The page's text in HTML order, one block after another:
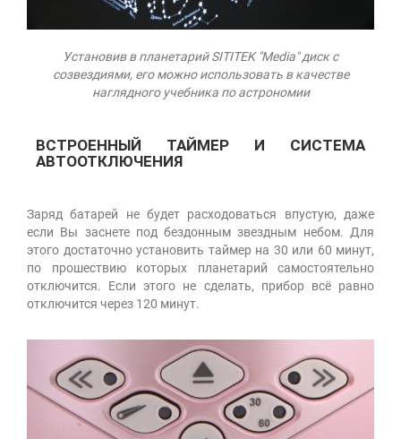
Установив в планетарий SITITEK "Media" диск с
созвездиями, его можно использовать в качестве
наглядного учебника по астрономии
ВСТРОЕННЫЙ ТАЙМЕР И СИСТЕМА
АВТООТКЛЮЧЕНИЯ
Заряд батарей не будет расходоваться впустую, даже
если Вы заснете под бездонным звездным небом. Для
этого достаточно установить таймер на 30 или 60 минут,
по прошествию которых планетарий самостоятельно
отключится. Если этого не сделать, прибор всё равно
отключится через 120 минут.